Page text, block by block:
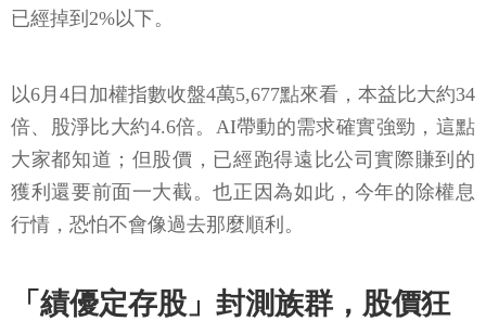
已經掉到2%以下。
以6月4日加權指數收盤4萬5,677點來看，本益比大約34
倍、股淨比大約4.6倍。AI帶動的需求確實強勁，這點
大家都知道；但股價，已經跑得遠比公司實際賺到的
獲利還要前面一大截。也正因為如此，今年的除權息
行情，恐怕不會像過去那麼順利。
「績優定存股」封測族群，股價狂